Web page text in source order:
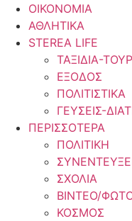
ΟΙΚΟΝΟΜΙΑ
ΑΘΛΗΤΙΚΑ
STEREA LIFE
ΤΑΞΙΔΙΑ-
ΕΞΟΔΟΣ
ΠΟΛΙΤΙΣΤΙΚΑ
ΓΕΥΣΕΙΣ-
ΠΕΡΙΣΣΟΤΕΡΑ
ΠΟΛΙΤΙΚΗ
ΣΧΟΛΙΑ
ΒΙΝΤΕΟ/
ΚΟΣΜΟΣ